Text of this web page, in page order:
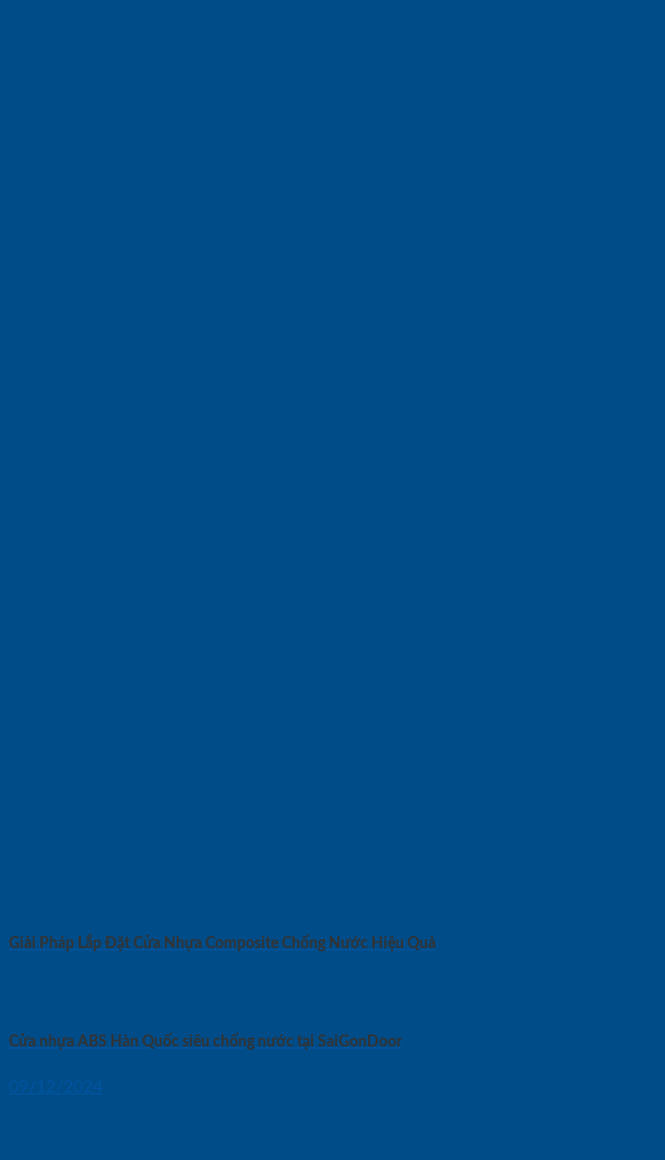
Giải Pháp Lắp Đặt Cửa Nhựa Composite Chống Nước Hiệu Quả
Cửa nhựa ABS Hàn Quốc siêu chống nước tại SaiGonDoor
09/12/2024